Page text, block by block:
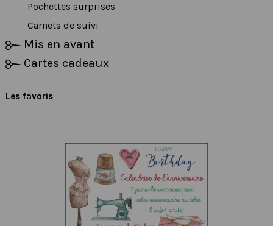
Pochettes surprises
Carnets de suivi
Mis en avant
Cartes cadeaux
Les favoris